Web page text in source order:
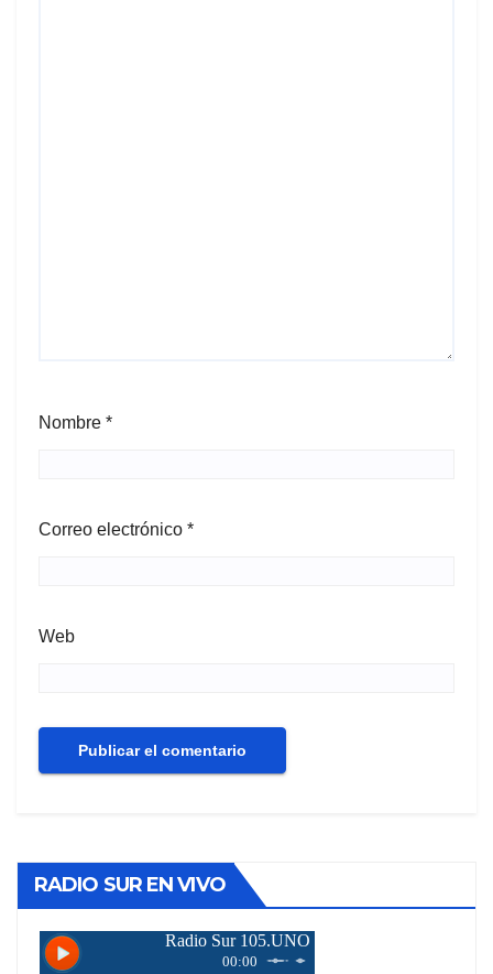
Nombre *
Correo electrónico *
Web
RADIO SUR EN VIVO